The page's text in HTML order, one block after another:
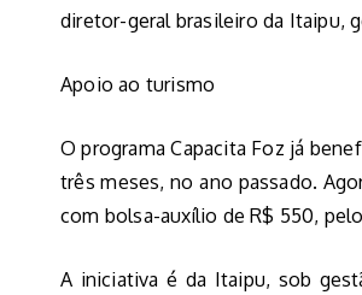
diretor-geral brasileiro da Itaipu,
Apoio ao turismo
O programa Capacita Foz já
três meses, no ano passado.
com bolsa-auxílio de R$ 550,
A iniciativa é da Itaipu, sob